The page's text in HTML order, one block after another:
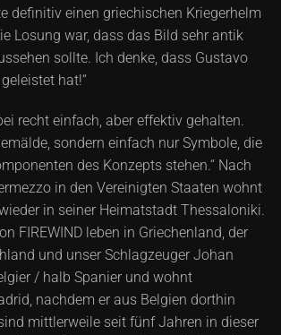
definitiv einen griechischen Kriegerhelm
Losung war, dass das Bild sehr antik
sollte. Ich denke, dass Gustavo
hat!“
recht einfach, aber effektiv gehalten.
sondern einfach nur Symbole, die
des Konzepts stehen.“ Nach
in den Vereinigten Staaten wohnt
in seiner Heimatstadt Thessaloniki.
FIREWIND leben in Griechenland, der
und unser Schlagzeuger Johan
/ halb Spanier und wohnt
nachdem er aus Belgien dorthin
mittlerweile seit fünf Jahren in dieser